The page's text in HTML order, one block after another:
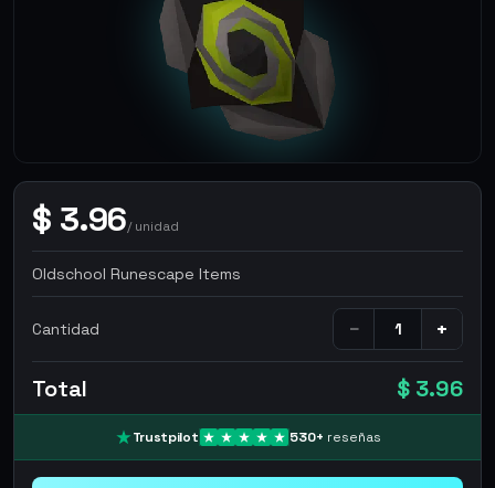
$ 3.96/unidad
Oldschool Runescape Items
Cantidad − +
Total $ 3.96
Trustpilot 530+ reseñas